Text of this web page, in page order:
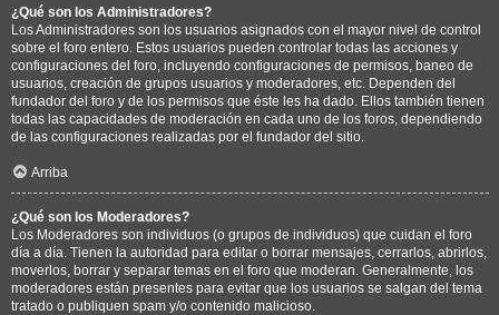
¿Qué son los Administradores?
Los Administradores son los usuarios asignados con el mayor nivel de control
sobre el foro entero. Estos usuarios pueden controlar todas las acciones y
configuraciones del foro, incluyendo configuraciones de permisos, baneo de
usuarios, creación de grupos usuarios y moderadores, etc. Dependen del
fundador del foro y de los permisos que éste les ha dado. Ellos también tienen
todas las capacidades de moderación en cada uno de los foros, dependiendo
de las configuraciones realizadas por el fundador del sitio.
Arriba
¿Qué son los Moderadores?
Los Moderadores son individuos (o grupos de individuos) que cuidan el foro
día a día. Tienen la autoridad para editar o borrar mensajes, cerrarlos, abrirlos,
moverlos, borrar y separar temas en el foro que moderan. Generalmente, los
moderadores están presentes para evitar que los usuarios se salgan del tema
tratado o publiquen spam y/o contenido malicioso.